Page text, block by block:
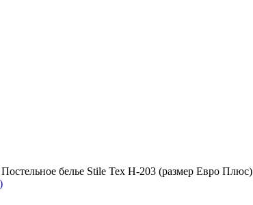
Постельное белье Stile Tex H-203 (размер Евро Плюс)